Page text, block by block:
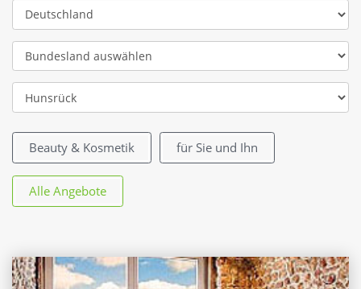
Beauty & Kosmetik für Sie und Ihn
Alle Angebote